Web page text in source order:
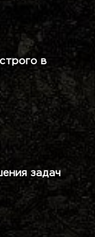
в
задач